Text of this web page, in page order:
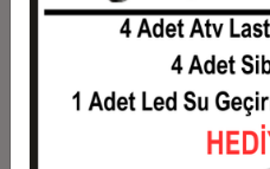
1
28.000,00 TL
14.000,00 TL
3
9.986,67 TL
7.630,00 TL